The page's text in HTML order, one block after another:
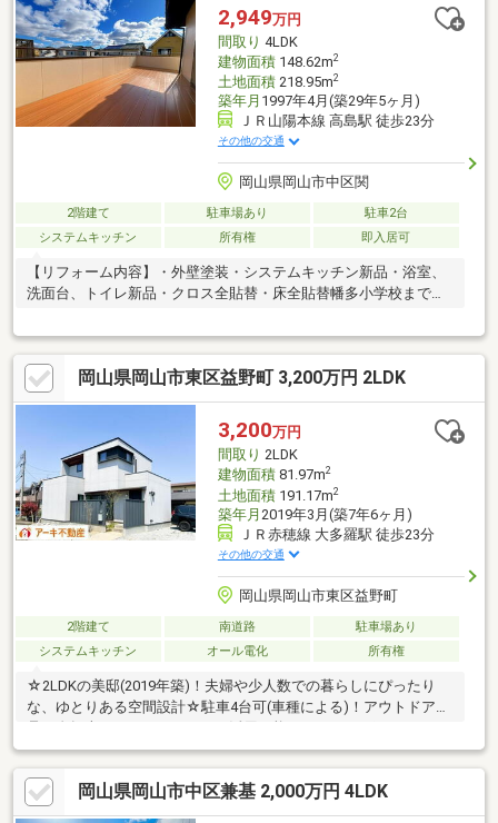
2,949万円
間取り 4LDK
建物面積148.62m2
土地面積218.95m2
築年月 1997年4月(築29年5ヶ月)
ＪＲ山陽本線 高島駅 徒歩23分
その他の交通
岡山県岡山市中区関
2階建て 駐車場あり
駐車2台
システムキッチン
所有権 即入居可
【リフォーム内容】・外壁塗装・システムキッチン新品・浴室、
洗面台、トイレ新品・クロス全貼替・床全貼替幡多小学校まで１
岡山県岡山市東区益野町 3,200万円 2LDK
3,200万円
間取り 2LDK
建物面積81.97m2
土地面積191.17m2
築年月 2019年3月(築7年6ヶ月)
ＪＲ赤穂線 大多羅駅 徒歩23分
その他の交通
岡山県岡山市東区益野町
2階建て 南道路
駐車場あり
システムキッチン
オール電化 所有権
☆2LDKの美邸(2019年築)！夫婦や少人数での暮らしにぴったり
な、ゆとりある空間設計☆駐車4台可(車種による)！アウトドア用
おしゃれなオープンキッチン！会話を楽しみながら料理ができる
嬉しい設計・家事動線良好！キッチンや水回りが使いやすく、家
事がしやすい仕様・シューズクローク付き！趣味やアウトドアグ
ッズの収納にも便利 ～周辺環境～・徒歩10分内にスーパー、コン
岡山県岡山市中区兼基 2,000万円 4LDK